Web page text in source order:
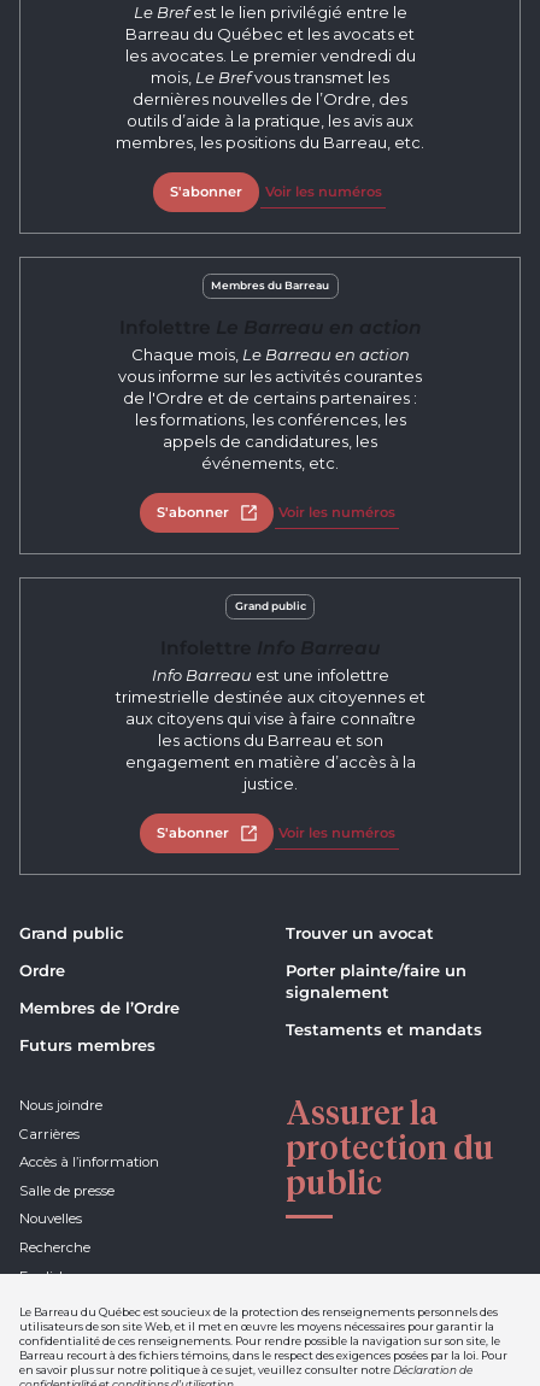
Le Barreau du Québec est soucieux de la protection des renseignements personnels des
utilisateurs de son site Web, et il met en œuvre les moyens nécessaires pour garantir la
confidentialité de ces renseignements. Pour rendre possible la navigation sur son site, le
Barreau recourt à des fichiers témoins, dans le respect des exigences posées par la loi. Pour
en savoir plus sur notre politique à ce sujet, veuillez consulter notreDéclaration de
Le Brefest le lien privilégié entre le
Barreau du Québec et les avocats et
les avocates. Le premier vendredi du
mois, Le Brefvous transmet les
dernières nouvelles de l’Ordre, des
outils d’aide à la pratique, les avis aux
membres, les positions du Barreau, etc.
S'abonner Voir les numéros
Membres du Barreau
Chaque mois, Le Barreau en action
vous informe sur les activités courantes
de l'Ordre et de certains partenaires :
les formations, les conférences, les
appels de candidatures, les
événements, etc.
S'abonner Ouvrir dans un nouvel onglet
Voir les numéros
Grand public
Info Barreau est une infolettre
trimestrielle destinée aux citoyennes et
aux citoyens qui vise à faire connaître
les actions du Barreau et son
engagement en matière d’accès à la
justice.
S'abonner Ouvrir dans un nouvel onglet
Voir les numéros
Grand public
Ordre
Membres de l’Ordre
Futurs membres
Trouver un avocat
Porter plainte/faire un
signalement
Testaments et mandats
Nous joindre
Carrières
Accès à l’information
Salle de presse
Nouvelles
Recherche
English
Assurer la
protection du
public
Déclaration de confidentialité et
conditions d'utilisation